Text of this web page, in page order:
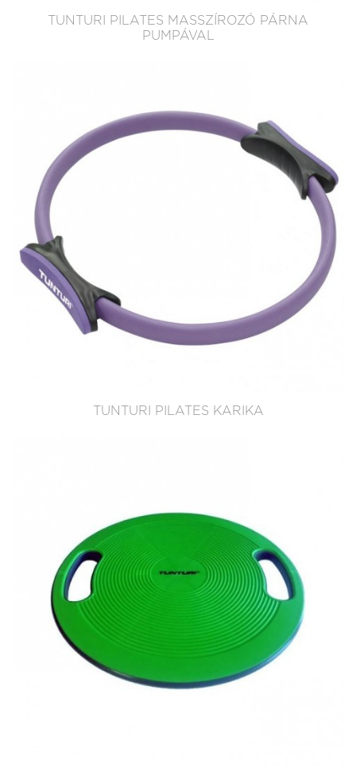
TUNTURI PILATES MASSZÍROZÓ PÁRNA
PUMPÁVAL
TUNTURI PILATES KARIKA